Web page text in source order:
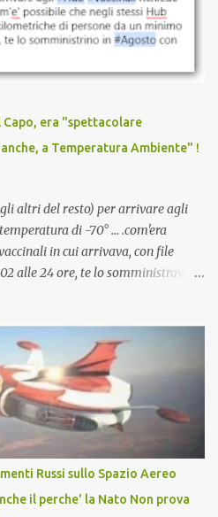
Non avevamo mai visto
l’hanno fatto. Se non sei stato
cercato di farti sentire una
mai visto un vaccino che minacci le
di sussistenza, il lavoro o la
un vaccino che permettesse a un
dei genitori. Dopo tutti i vaccini
Capo, era "spettacolare
a Temperatura Ambiente" !
gli altri del resto) per arrivare agli
di -70° ... .com'era
in cui arrivava, con file
alle 24 ore, te lo somministravano
era "spettacolare Ghiacciato, ma
Ambiente"! Riproponiamo
Russi sullo Spazio Aereo
il perche' la Nato Non prova